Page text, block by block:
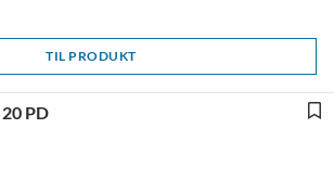
TIL PRODUKT
PD